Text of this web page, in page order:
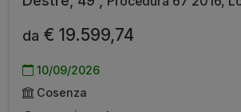
da € 19.599,74
10/09/2026
Cosenza